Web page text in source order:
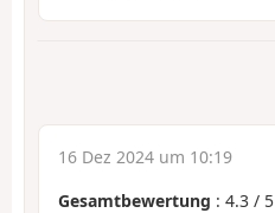
16 Dez 2024 um 10:19
Gesamtbewertung : 4.3 / 5